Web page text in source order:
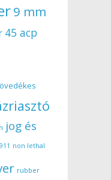
9 mm
45 acp
jog és
non lethal
rubber